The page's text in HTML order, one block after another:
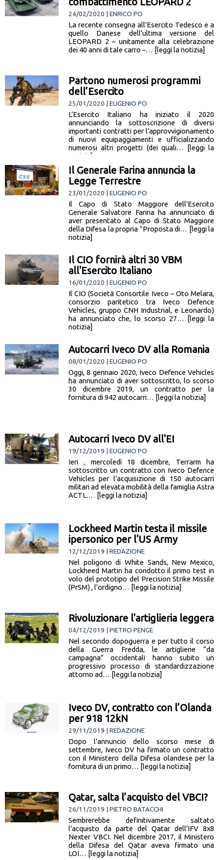
24/02/2020 | ENRICO PO
La recente consegna all’Esercito Tedesco e a
quello Danese dell’ultima versione del
LEOPARD 2 – unitamente alla celebrazione
dei 40 anni di tale carro –… [leggi la notizia]
Partono numerosi programmi
dell’Esercito
25/01/2020 | EUGENIO PO
L’Esercito Italiano ha iniziato il 2020
annunciando la sottoscrizione di diversi
importanti contratti per l’approvvigionamento
di nuovi equipaggiamenti e ufficializzando
numerosi altri progetti (dei quali… [leggi la
notizia]
Il Generale Farina annuncia la
Legge Terrestre
23/01/2020 | EUGENIO PO
Il Capo di Stato Maggiore dell’Esercito
Generale Salvatore Farina ha annunciato di
aver presentato al Capo di Stato Maggiore
della Difesa la propria “Proposta di… [leggi la
notizia]
Il CIO fornirà altri 30 VBM
all'Esercito Italiano
16/01/2020 | EUGENIO PO
Il CIO (Società Consortile Iveco – Oto Melara,
consorzio paritetico tra Iveco Defence
Vehicles, gruppo CNH Industrial, e Leonardo)
ha annunciato che, lo scorso 27… [leggi la
notizia]
Autocarri Iveco DV alla Romania
08/01/2020 | EUGENIO PO
Oggi, 8 gennaio 2020, Iveco Defence Vehicles
ha annunciato di aver sottoscritto, lo scorso
30 dicembre 2019, un contratto per la
fornitura di 942 autocarri… [leggi la notizia]
Autocarri Iveco DV all'EI
19/12/2019 | EUGENIO PO
Ieri , mercoledì 18 dicembre, Terrarm ha
sottoscritto un contratto con Iveco Defence
Vehicles per l’acquisizione di 150 autocarri
militari ad elevata mobilità della famiglia Astra
ACTL.… [leggi la notizia]
Lockheed Martin testa il missile
ipersonico per l'US Army
12/12/2019 | REDAZIONE
Nel poligono di White Sands, New Mexico,
Lockheed Martin ha condotto il primo test in
volo del prototipo del Precision Strike Missile
(PrSM) , l'ordigno… [leggi la notizia]
Rivoluzionare l'artiglieria leggera
04/12/2019 | PIETRO PENGE
Nel secondo dopoguerra e per tutto il corso
della Guerra Fredda, le artiglierie “da
campagna” occidentali hanno subito un
progressivo processo di standardizzazione
attorno ad… [leggi la notizia]
Iveco DV, contratto con l’Olanda
per 918 12kN
29/11/2019 | REDAZIONE
Dopo l’annuncio dello scorso mese di
settembre, Iveco DV ha firmato un contratto
con il Ministero della Difesa olandese per la
fornitura di un primo… [leggi la notizia]
Qatar, salta l’acquisto del VBCI?
26/11/2019 | PIETRO BATACCHI
Sembrerebbe definitivamente saltato
l’acquisto da parte del Qatar dell’IFV 8x8
Nexter VBCI. Nel dicembre 2017, il Ministero
della Difesa del Qatar aveva firmato una
LOI… [leggi la notizia]